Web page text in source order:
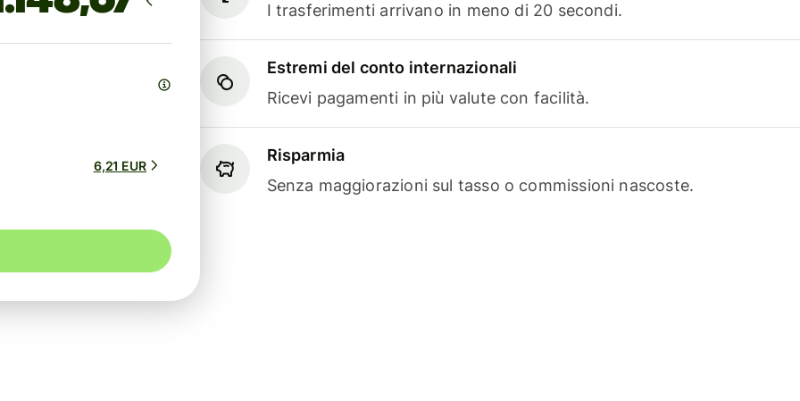
I trasferimenti arrivano in meno di 20 secondi.
Estremi del conto internazionali
Ricevi pagamenti in più valute con facilità.
Risparmia
Senza maggiorazioni sul tasso o commissioni nascoste.
6,21 EUR